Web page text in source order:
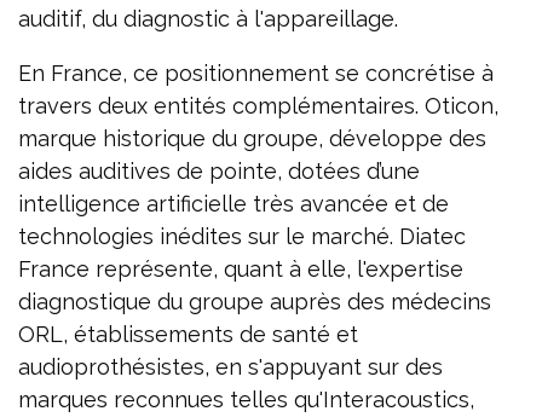
auditif, du diagnostic à l'appareillage.
En France, ce positionnement se concrétise à
travers deux entités complémentaires. Oticon,
marque historique du groupe, développe des
aides auditives de pointe, dotées d’une
intelligence artificielle très avancée et de
technologies inédites sur le marché. Diatec
France représente, quant à elle, l'expertise
diagnostique du groupe auprès des médecins
ORL, établissements de santé et
audioprothésistes, en s'appuyant sur des
marques reconnues telles qu'Interacoustics,